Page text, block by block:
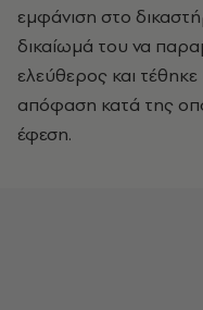
εμφάνιση στο
δικαίωμά του να
ελεύθερος και
απόφαση κατά της
έφεση.